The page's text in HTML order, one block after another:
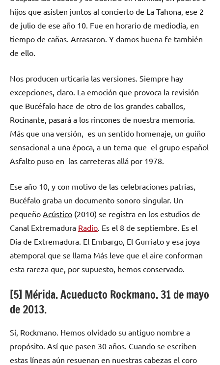
hijos que asisten juntos al concierto de La Tahona, ese 2
de julio de ese año 10. Fue en horario de mediodía, en
tiempo de cañas. Arrasaron. Y damos buena fe también
de ello.
Nos producen urticaria las versiones. Siempre hay
excepciones, claro. La emoción que provoca la revisión
que Bucéfalo hace de otro de los grandes caballos,
Rocinante, pasará a los rincones de nuestra memoria.
Más que una versión, es un sentido homenaje, un guiño
sensacional a una época, a un tema que el grupo español
Asfalto puso en las carreteras allá por 1978.
Ese año 10, y con motivo de las celebraciones patrias,
Bucéfalo graba un documento sonoro singular. Un
pequeño Acústico (2010) se registra en los estudios de
Canal Extremadura Radio. Es el 8 de septiembre. Es el
Día de Extremadura. El Embargo, El Gurriato y esa joya
atemporal que se llama Más leve que el aire conforman
esta rareza que, por supuesto, hemos conservado.
[5] Mérida. Acueducto Rockmano. 31 de mayo
de 2013.
Sí, Rockmano. Hemos olvidado su antiguo nombre a
propósito. Así que pasen 30 años. Cuando se escriben
estas líneas aún resuenan en nuestras cabezas el coro